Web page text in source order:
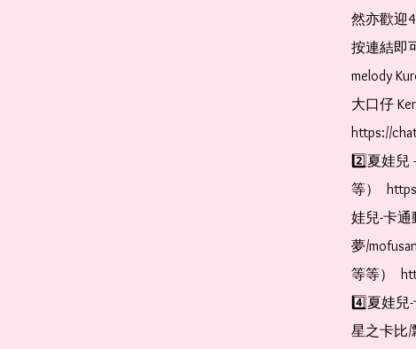
然亦歡迎
按連結即
melody
大口仔
https://
2️⃣夏娃兒
等）
娃兒-卡通
夢/
等等）
4️⃣夏娃兒
星之卡比/